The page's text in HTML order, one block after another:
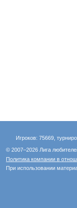
Игроков: 75669,
© 2007–2026 Лига
Политика компании в
При использовании